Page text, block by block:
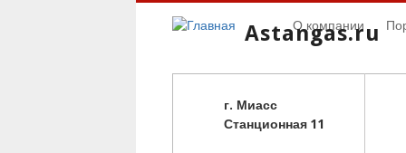
Astangas.ru
г. Миасс
Станционная 11
О компании